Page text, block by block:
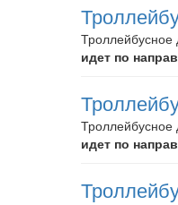
идет по
идет по